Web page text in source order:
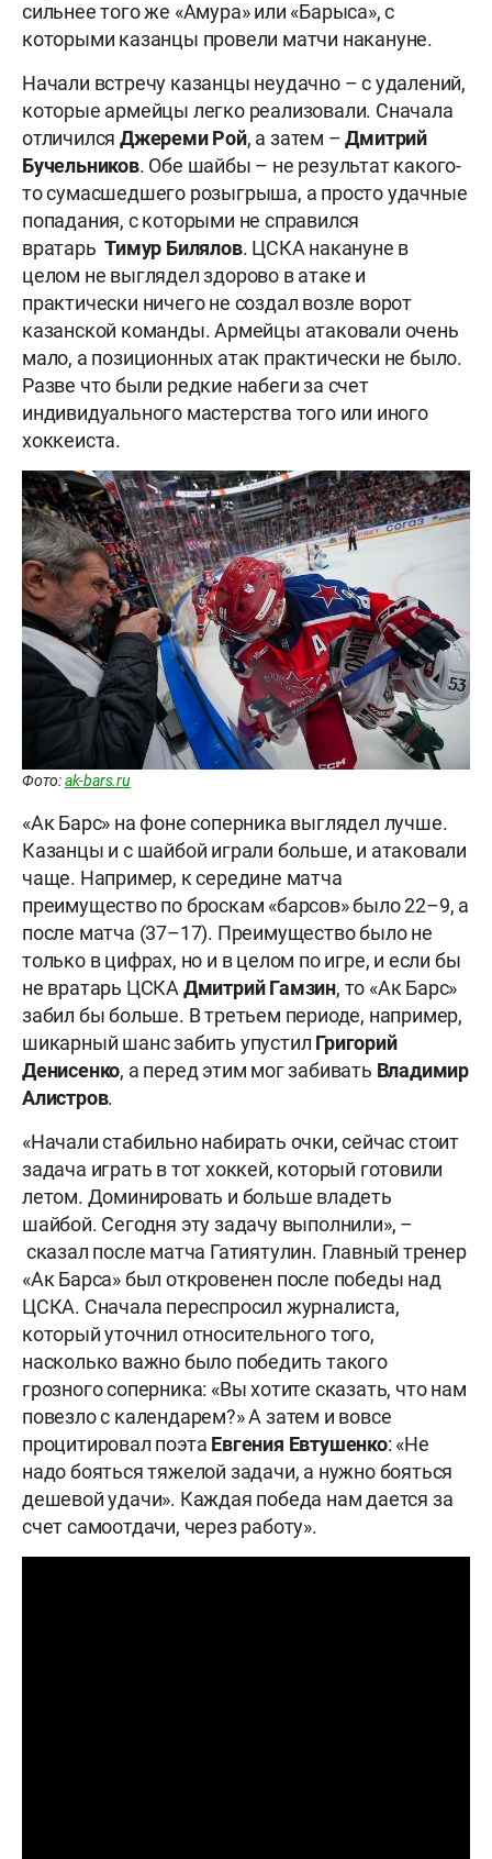
сильнее того же «Амура» или «Барыса», с
которыми казанцы провели матчи накануне.
Начали встречу казанцы неудачно – с удалений,
которые армейцы легко реализовали. Сначала
отличился Джереми Рой, а затем –Дмитрий
Бучельников. Обе шайбы – не результат какого-
то сумасшедшего розыгрыша, а просто удачные
попадания, с которыми не справился
вратарьТимур Билялов. ЦСКА накануне в
целом не выглядел здорово в атаке и
практически ничего не создал возле ворот
казанской команды. Армейцы атаковали очень
мало, а позиционных атак практически не было.
Разве что были редкие набеги за счет
индивидуального мастерства того или иного
хоккеиста.
Фото:ak-bars.ru
«Ак Барс» на фоне соперника выглядел лучше.
Казанцы и с шайбой играли больше, и атаковали
чаще. Например, к середине матча
преимущество по броскам «барсов» было 22–9, а
после матча (37–17). Преимущество было не
только в цифрах, но и в целом по игре, и если бы
не вратарь ЦСКА Дмитрий Гамзин, то «Ак Барс»
забил бы больше. В третьем периоде, например,
шикарный шанс забить упустил Григорий
Денисенко, а перед этим мог забивать Владимир
Алистров.
«Начали стабильно набирать очки, сейчас стоит
задача играть в тот хоккей, который готовили
летом. Доминировать и больше владеть
шайбой. Сегодня эту задачу выполнили», –
сказал после матча Гатиятулин. Главный тренер
«Ак Барса» был откровенен после победы над
ЦСКА. Сначала переспросил журналиста,
который уточнил относительного того,
насколько важно было победить такого
грозного соперника: «Вы хотите сказать, что нам
повезло с календарем?» А затем и вовсе
процитировал поэта Евгения Евтушенко: «Не
надо бояться тяжелой задачи, а нужно бояться
дешевой удачи». Каждая победа нам дается за
счет самоотдачи, через работу».